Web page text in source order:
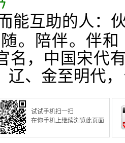
能互助的人：
。陪伴。伴和
名，中国宋代
辽、金至明代
试试手机扫一扫
在你手机上继续浏览此页面